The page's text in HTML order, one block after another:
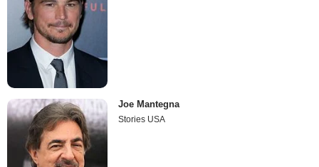
Joe Mantegna
Stories USA